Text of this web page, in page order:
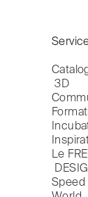
3D
Le
Speed